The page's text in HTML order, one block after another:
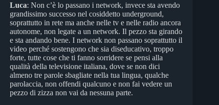
Luca: Non c’è lo passano i network, invece sta avendo
grandissimo successo nel cosiddetto underground,
soprattutto in rete ma anche nelle tv e nelle radio ancora
autonome, non legate a un network. Il pezzo sta girando
e sta andando bene. I network non passano soprattutto il
video perché sostengono che sia diseducativo, troppo
forte, tutte cose che ti fanno sorridere se pensi alla
qualità della televisione italiana, dove se non dici
almeno tre parole sbagliate nella tua lingua, qualche
parolaccia, non offendi qualcuno e non fai vedere un
pezzo di zizza non vai da nessuna parte.